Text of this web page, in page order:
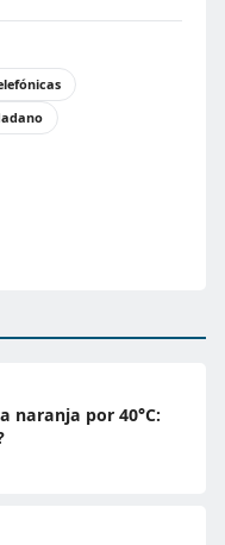
naranja por 40°C: